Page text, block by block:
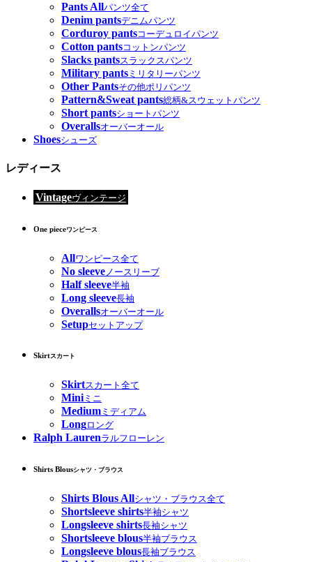
Pants Allパンツ全て
Denim pantsデニムパンツ
Corduroy pantsコーデュロイパンツ
Cotton pantsコットンパンツ
Slacks pantsスラックスパンツ
Military pants ミリタリーパンツ
Other Pantsその他ポリパンツ
Pattern&Sweat pants総柄&スウェットパンツ
Short pantsショートパンツ
Overallsオーバーオール
Shoesシューズ
レディース
Vintageヴィンテージ
One pieceワンピース
Allワンピース全て
No sleeve ノースリーブ
Half sleeve半袖
Long sleeve長袖
Overallsオーバーオール
Setupセットアップ
Skirtスカート
Skirtスカート全て
Miniミニ
Medium ミディアム
Longロング
Ralph Laurenラルフローレン
Shirts Blousシャツ・ブラウス
Shirts Blous Allシャツ・ブラウス全て
Shortsleeve shirts半袖シャツ
Longsleeve shirts長袖シャツ
Shortsleeve blous半袖ブラウス
Longsleeve blous長袖ブラウス